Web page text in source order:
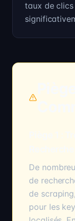
taux de
De
de
de
pour les